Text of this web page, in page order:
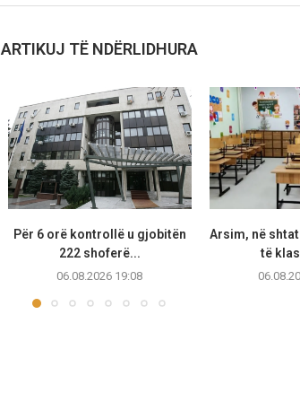
ARTIKUJ TË NDËRLIDHURA
Për 6 orë kontrollë u gjobitën
222 shoferë...
06.08.2026 19:08
Arsim, në
të